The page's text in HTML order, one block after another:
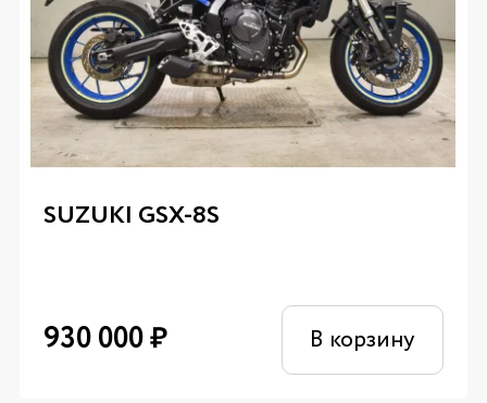
SUZUKI GSX-8S
930 000₽ В корзину